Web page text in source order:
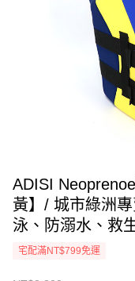
ADISI
黃】/ 城市綠洲
泳、防溺水、救
宅配滿NT$799免運